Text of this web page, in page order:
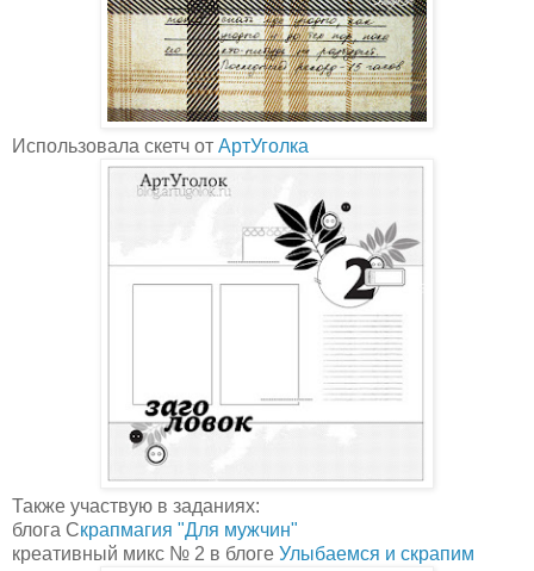
Использовала скетч от АртУголка
Также участвую в заданиях:
блога Скрапмагия "Для мужчин"
креативный микс № 2 в блоге Улыбаемся и скрапим